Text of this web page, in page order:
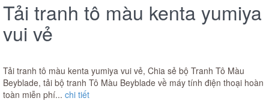
Tải tranh tô màu kenta yumiya
vui vẻ
Tải tranh tô màu kenta yumiya vui vẻ, Chia sẻ bộ Tranh Tô Màu
Beyblade, tải bộ tranh Tô Màu Beyblade về máy tính điện thoại hoàn
toàn miễn phí... chi tiết